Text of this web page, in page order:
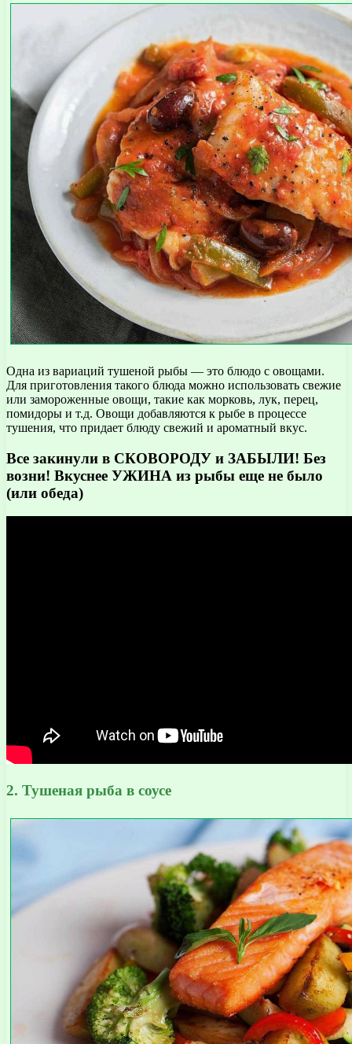
Одна из вариаций тушеной рыбы — это блюдо с овощами.
Для приготовления такого блюда можно использовать свежие
или замороженные овощи, такие как морковь, лук, перец,
помидоры и т.д. Овощи добавляются к рыбе в процессе
тушения, что придает блюду свежий и ароматный вкус.
Все закинули в СКОВОРОДУ и ЗАБЫЛИ! Без
возни! Вкуснее УЖИНА из рыбы еще не было
(или обеда)
2. Тушеная рыба в соусе